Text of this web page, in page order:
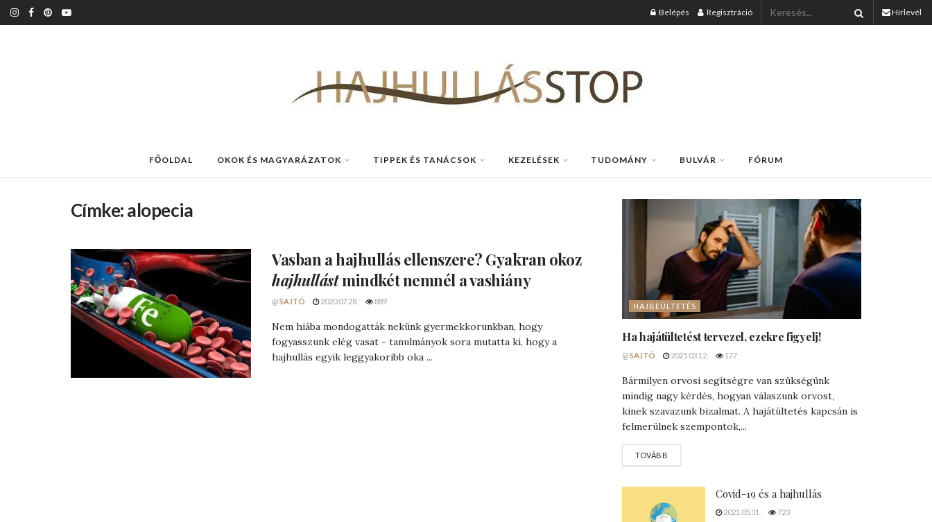
Belépés Regisztráció Hírlevél
FŐOLDAL OKOK ÉS MAGYARÁZATOK TIPPEK ÉS TANÁCSOK KEZELÉSEK TUDOMÁNY BULVÁR FÓRUM
Címke:alopecia
Vasbana hajhullás ellenszere? Gyakran okoz
hajhullástmindkét nemnél a vashiány
@SAJTÓ 2020.07.28. 889
Nem hiába mondogatták nekünk gyermekkorunkban, hogy
fogyasszunk elég vasat - tanulmányok sora mutatta ki, hogy a
hajhullás egyik leggyakoribb oka ...
HAJBEÜLTETÉS
Ha hajátültetést tervezel, ezekre figyelj!
@SAJTÓ 2025.03.12. 177
Bármilyen orvosi segítségre van szükségünk
mindig nagy kérdés, hogyan válaszunk orvost,
kinek szavazunk bizalmat. A hajátültetés kapcsán is
felmerülnek szempontok,...
TOVÁBB
Covid-19 és a hajhullás
2021.05.31. 723